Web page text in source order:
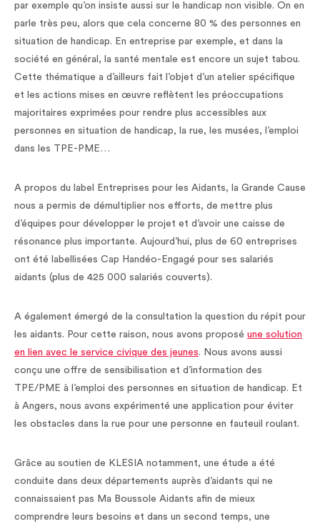
par exemple qu’on insiste aussi sur le handicap non visible. On en
parle très peu, alors que cela concerne 80 % des personnes en
situation de handicap. En entreprise par exemple, et dans la
société en général, la santé mentale est encore un sujet tabou.
Cette thématique a d’ailleurs fait l’objet d’un atelier spécifique
et les actions mises en œuvre reflètent les préoccupations
majoritaires exprimées pour rendre plus accessibles aux
personnes en situation de handicap, la rue, les musées, l’emploi
dans les TPE-PME…
A propos du label Entreprises pour les Aidants, la Grande Cause
nous a permis de démultiplier nos efforts, de mettre plus
d’équipes pour développer le projet et d’avoir une caisse de
résonance plus importante. Aujourd’hui, plus de 60 entreprises
ont été labellisées Cap Handéo-Engagé pour ses salariés
aidants (plus de 425 000 salariés couverts).
A également émergé de la consultation la question du répit pour
les aidants. Pour cette raison, nous avons proposé une solution
en lien avec le service civique des jeunes. Nous avons aussi
conçu une offre de sensibilisation et d’information des
TPE/PME à l’emploi des personnes en situation de handicap. Et
à Angers, nous avons expérimenté une application pour éviter
les obstacles dans la rue pour une personne en fauteuil roulant.
Grâce au soutien de KLESIA notamment, une étude a été
conduite dans deux départements auprès d’aidants qui ne
connaissaient pas Ma Boussole Aidants afin de mieux
comprendre leurs besoins et dans un second temps, une